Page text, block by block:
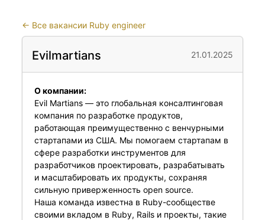
← Все вакансии Ruby engineer
Evilmartians 21.01.2025
О компании:
Evil Martians — это глобальная консалтинговая
компания по разработке продуктов,
работающая преимущественно с венчурными
стартапами из США. Мы помогаем стартапам в
сфере разработки инструментов для
разработчиков проектировать, разрабатывать
и масштабировать их продукты, сохраняя
сильную приверженность open source.
Наша команда известна в Ruby-сообществе
своими вкладом в Ruby, Rails и проекты, такие